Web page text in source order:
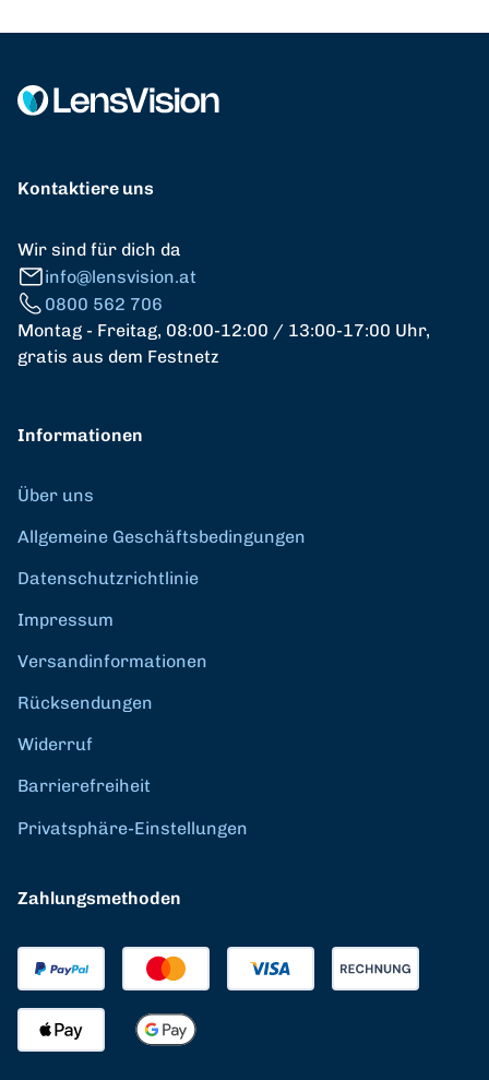
Kontaktiere uns
Wir sind für dich da
info@lensvision.at
0800 562 706
Montag - Freitag, 08:00-12:00 / 13:00-17:00 Uhr,
gratis aus dem Festnetz
Informationen
Über uns
Allgemeine Geschäftsbedingungen
Datenschutzrichtlinie
Impressum
Versandinformationen
Rücksendungen
Widerruf
Barrierefreiheit
Privatsphäre-Einstellungen
Zahlungsmethoden